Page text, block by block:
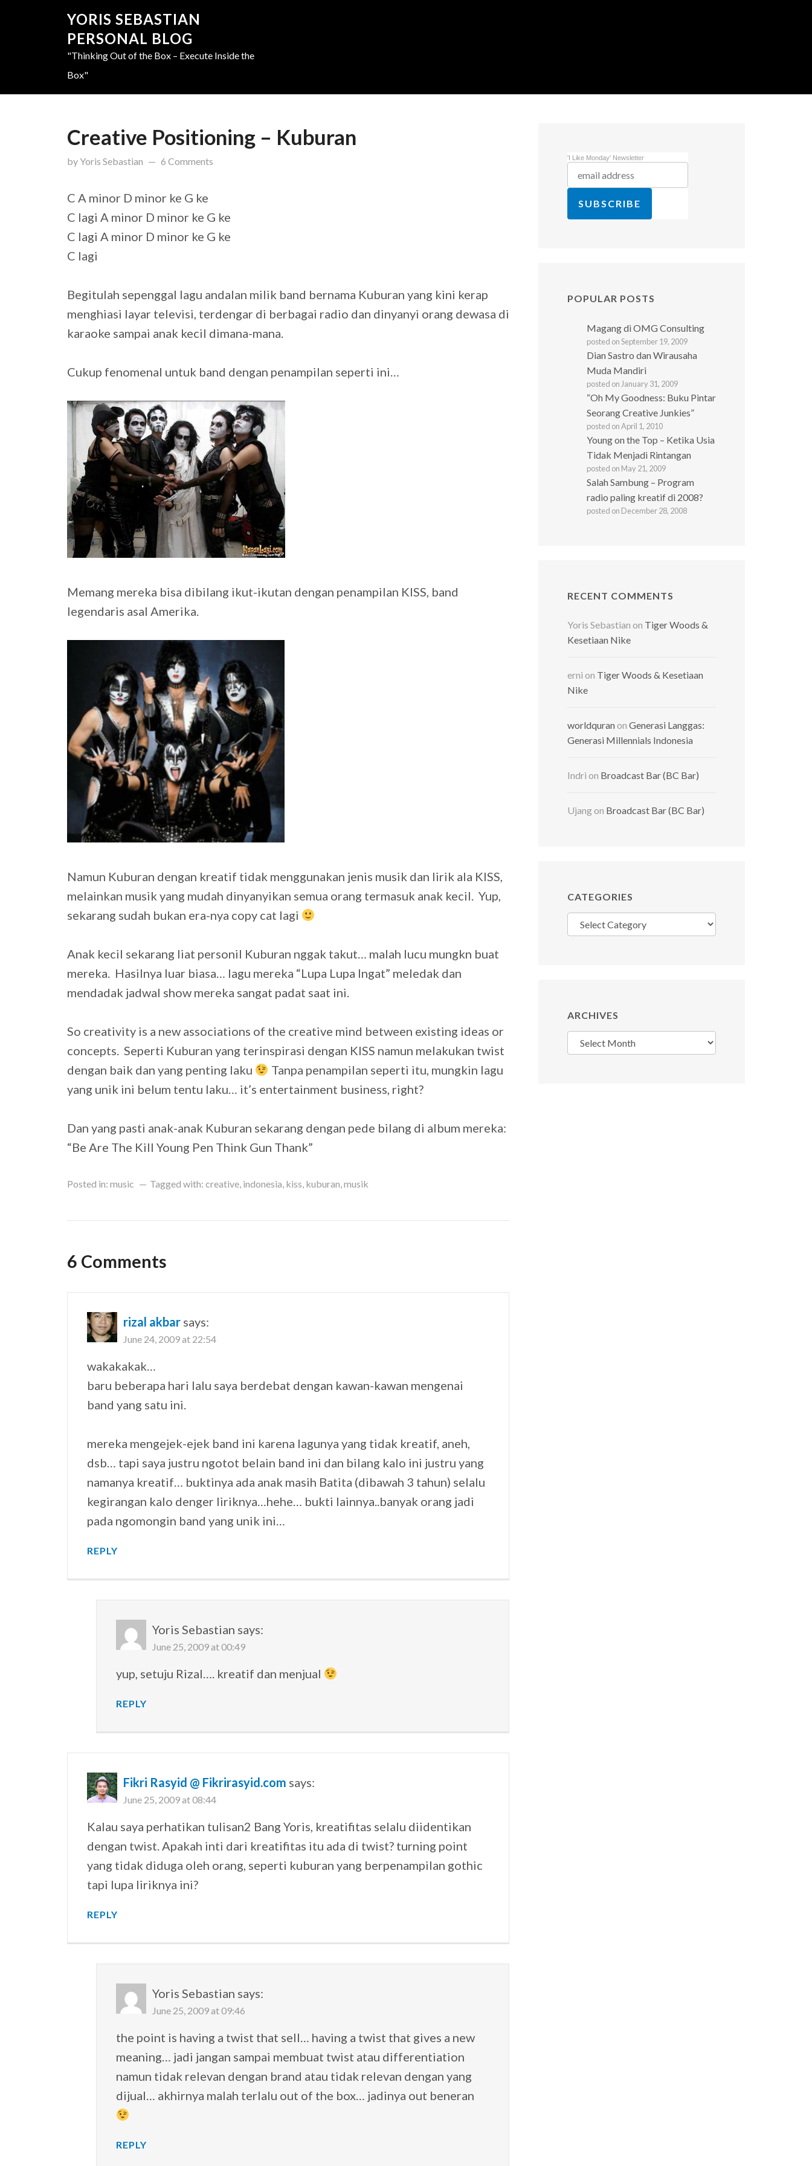
YORIS SEBASTIAN
PERSONAL BLOG
"Thinking Out of the Box – Execute Inside the
Box"
Creative Positioning – Kuburan
by Yoris Sebastian updated onMarch 31, 2019
6 Comments
C A minor D minor ke G ke
C lagi A minor D minor ke G ke
C lagi A minor D minor ke G ke
C lagi
Begitulah sepenggal lagu andalan milik band bernama Kuburan yang kini kerap
menghiasi layar televisi, terdengar di berbagai radio dan dinyanyi orang dewasa di
karaoke sampai anak kecil dimana-mana.
Cukup fenomenal untuk band dengan penampilan seperti ini…
Memang mereka bisa dibilang ikut-ikutan dengan penampilan KISS, band
legendaris asal Amerika.
Namun Kuburan dengan kreatif tidak menggunakan jenis musik dan lirik ala KISS,
melainkan musik yang mudah dinyanyikan semua orang termasuk anak kecil. Yup,
sekarang sudah bukan era-nya copy cat lagi
Anak kecil sekarang liat personil Kuburan nggak takut… malah lucu mungkn buat
mereka. Hasilnya luar biasa… lagu mereka “Lupa Lupa Ingat” meledak dan
mendadak jadwal show mereka sangat padat saat ini.
So creativity is a new associations of the creative mind between existing ideas or
concepts. Seperti Kuburan yang terinspirasi dengan KISS namun melakukan twist
dengan baik dan yang penting laku
Tanpa penampilan seperti itu, mungkin lagu
yang unik ini belum tentu laku… it’s entertainment business, right?
Dan yang pasti anak-anak Kuburan sekarang dengan pede bilang di album mereka:
“Be Are The Kill Young Pen Think Gun Thank”
Posted in: music Tagged with: creative, indonesia, kiss, kuburan,musik
6 Comments
rizal akbar says:
June 24, 2009 at 22:54
wakakakak…
baru beberapa hari lalu saya berdebat dengan kawan-kawan mengenai
band yang satu ini.
mereka mengejek-ejek band ini karena lagunya yang tidak kreatif, aneh,
dsb… tapi saya justru ngotot belain band ini dan bilang kalo ini justru yang
namanya kreatif… buktinya ada anak masih Batita (dibawah 3 tahun) selalu
kegirangan kalo denger liriknya…hehe… bukti lainnya..banyak orang jadi
pada ngomongin band yang unik ini…
REPLY
Yoris Sebastian says:
June 25, 2009 at 00:49
yup, setuju Rizal…. kreatif dan menjual
REPLY
Fikri Rasyid @ Fikrirasyid.com says:
June 25, 2009 at 08:44
Kalau saya perhatikan tulisan2 Bang Yoris, kreatifitas selalu diidentikan
dengan twist. Apakah inti dari kreatifitas itu ada di twist? turning point
yang tidak diduga oleh orang, seperti kuburan yang berpenampilan gothic
tapi lupa liriknya ini?
REPLY
Yoris Sebastian says:
June 25, 2009 at 09:46
the point is having a twist that sell… having a twist that gives a new
meaning… jadi jangan sampai membuat twist atau differentiation
namun tidak relevan dengan brand atau tidak relevan dengan yang
dijual… akhirnya malah terlalu out of the box… jadinya out beneran
REPLY
'I Like Monday' Newsletter
POPULAR POSTS
Magang di OMG Consulting
posted on September 19, 2009
Dian Sastro dan Wirausaha
Muda Mandiri
posted on January 31, 2009
“Oh My Goodness: Buku Pintar
Seorang Creative Junkies”
posted on April 1, 2010
Young on the Top – Ketika Usia
Tidak Menjadi Rintangan
posted on May 21, 2009
Salah Sambung – Program
radio paling kreatif di 2008?
posted on December 28, 2008
RECENT COMMENTS
Yoris Sebastian on Tiger Woods &
Kesetiaan Nike
erni on Tiger Woods & Kesetiaan
Nike
worldquran on Generasi Langgas:
Generasi Millennials Indonesia
Indri on Broadcast Bar (BC Bar)
Ujangon Broadcast Bar (BC Bar)
CATEGORIES
ARCHIVES